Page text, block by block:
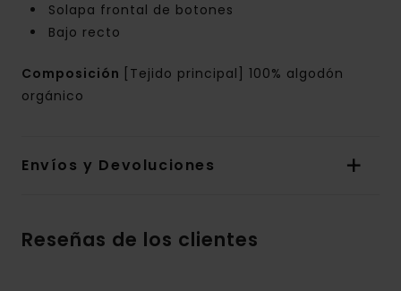
Solapa frontal de botones
Bajo recto
Composición
[Tejido principal] 100% algodón
orgánico
Envíos y Devoluciones
Reseñas de los clientes